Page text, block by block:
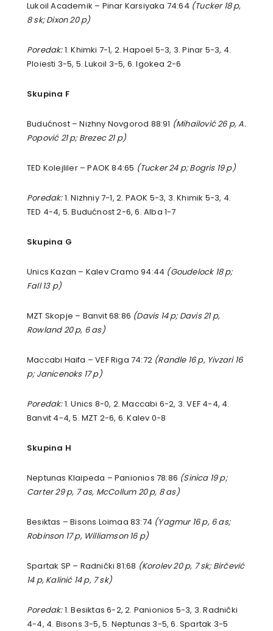
Lukoil Academik – Pinar Karsiyaka 74:64 (Tucker 18 p,
8 sk; Dixon 20 p)
Poredak:1. Khimki 7-1, 2. Hapoel 5-3, 3. Pinar 5-3, 4.
Ploiesti 3-5, 5. Lukoil 3-5, 6. Igokea 2-6
Skupina F
Budućnost – Nizhny Novgorod 88:91 (Mihailović 26 p, A.
Popović 21 p; Brezec 21 p)
TED Kolejliler – PAOK 84:65 (Tucker 24 p; Bogris 19 p)
Poredak:1. Nizhniy 7-1, 2. PAOK 5-3, 3. Khimik 5-3, 4.
TED 4-4, 5. Budućnost 2-6, 6. Alba 1-7
Skupina G
Unics Kazan – Kalev Cramo 94:44 (Goudelock 18 p;
Fall 13 p)
MZT Skopje – Banvit 68:86 (Davis 14 p; Davis 21 p,
Rowland 20 p, 6 as)
Maccabi Haifa – VEF Riga 74:72 (Randle 16 p, Yivzari 16
p; Janicenoks 17 p)
Poredak:1. Unics 8-0, 2. Maccabi 6-2, 3. VEF 4-4, 4.
Banvit 4-4, 5. MZT 2-6, 6. Kalev 0-8
Skupina H
Neptunas Klaipeda – Panionios 78:86 (Sinica 19 p;
Carter 29 p, 7 as, McCollum 20 p, 8 as)
Besiktas – Bisons Loimaa 83:74 (Yagmur 16 p, 6 as;
Robinson 17 p, Williamson 16 p)
Spartak SP – Radnički 81:68 (Korolev 20 p, 7 sk; Birčević
14 p, Kalinić 14 p, 7 sk)
Poredak:1. Besiktas 6-2, 2. Panionios 5-3, 3. Radnički
4-4, 4. Bisons 3-5, 5. Neptunas 3-5, 6. Spartak 3-5